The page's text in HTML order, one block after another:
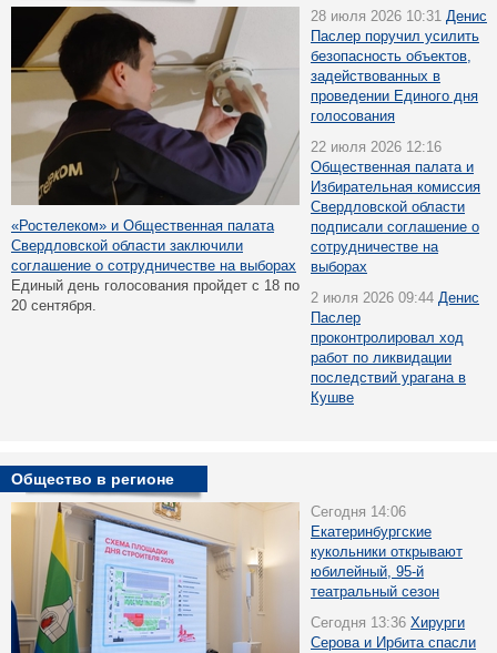
«Ростелеком» и Общественная палата
Свердловской области заключили
соглашение о сотрудничестве на выборах
Единый день голосования пройдет с 18 по
20 сентября.
28 июля 2026 10:31 Денис
Паслер поручил усилить
безопасность объектов,
задействованных в
проведении Единого дня
голосования
22 июля 2026 12:16
Общественная палата и
Избирательная комиссия
Свердловской области
подписали соглашение о
сотрудничестве на
выборах
2 июля 2026 09:44 Денис
Паслер
проконтролировал ход
работ по ликвидации
последствий урагана в
Кушве
Общество в регионе
Сегодня 14:06
Екатеринбургские
кукольники открывают
юбилейный, 95-й
театральный сезон
Сегодня 13:36 Хирурги
Серова и Ирбита спасли